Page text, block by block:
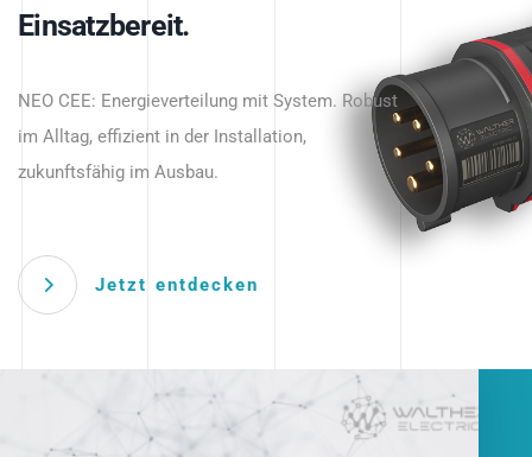
Intelligente Stromverteilung
beginnt hier.
Einsatzbereit.
NEO CEE: Energieverteilung mit System. Robust
im Alltag, effizient in der Installation,
zukunftsfähig im Ausbau.
Jetzt entdecken
Anwendungen – robust, IP-geschützt und
zukunftsfähig.